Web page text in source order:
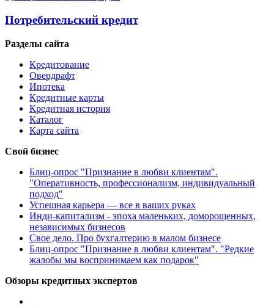
Потребительский кредит
Разделы сайта
Кредитование
Овердрафт
Ипотека
Кредитные карты
Кредитная история
Каталог
Карта сайта
Свой бизнес
Блиц-опрос "Признание в любви клиентам".
"Оперативность, профессионализм, индивидуальный
подход"
Успешная карьера — все в ваших руках
Инди-капитализм - эпоха маленьких, доморощенных,
независимых бизнесов
Свое дело. Про бухгалтерию в малом бизнесе
Блиц-опрос "Признание в любви клиентам". "Редкие
жалобы мы воспринимаем как подарок"
Обзоры кредитных экспертов